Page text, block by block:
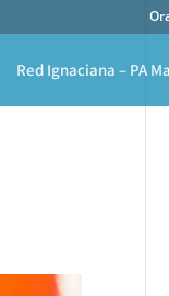
Red Ignaciana – PA